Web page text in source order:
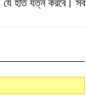
যে হাত যত্ন করবে। সব